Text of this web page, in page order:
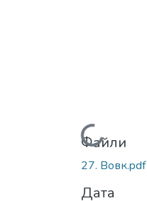
Вантажиться...Файли
27. Вовк.pdf
Дата